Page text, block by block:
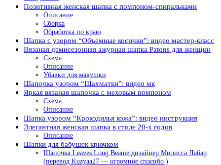
Позитивная женская шапка с помпоном-спиральками
Описание
Сборка
Обработка по краю
Шапка с узором “Объемные косички”: видео мастер-класс
Вязаная демисезонная ажурная шапка Patons для женщин
Схема
Описание
Убавки для макушки
Шапочка узором “Шахматки”: видео мк
Яркая вязаная шапочка с меховым помпоном
Схема
Описание
Шапка узором “Крокодилья кожа”: видео инструкция
Элегантная женская шапка в стиле 20-х годов
Описание
Шапки для бабушек крючком
Шапочка Leaves Long Beanie дизайнер Милисса Лабар
(перевод Kuzyaa27 — огромное спасибо )